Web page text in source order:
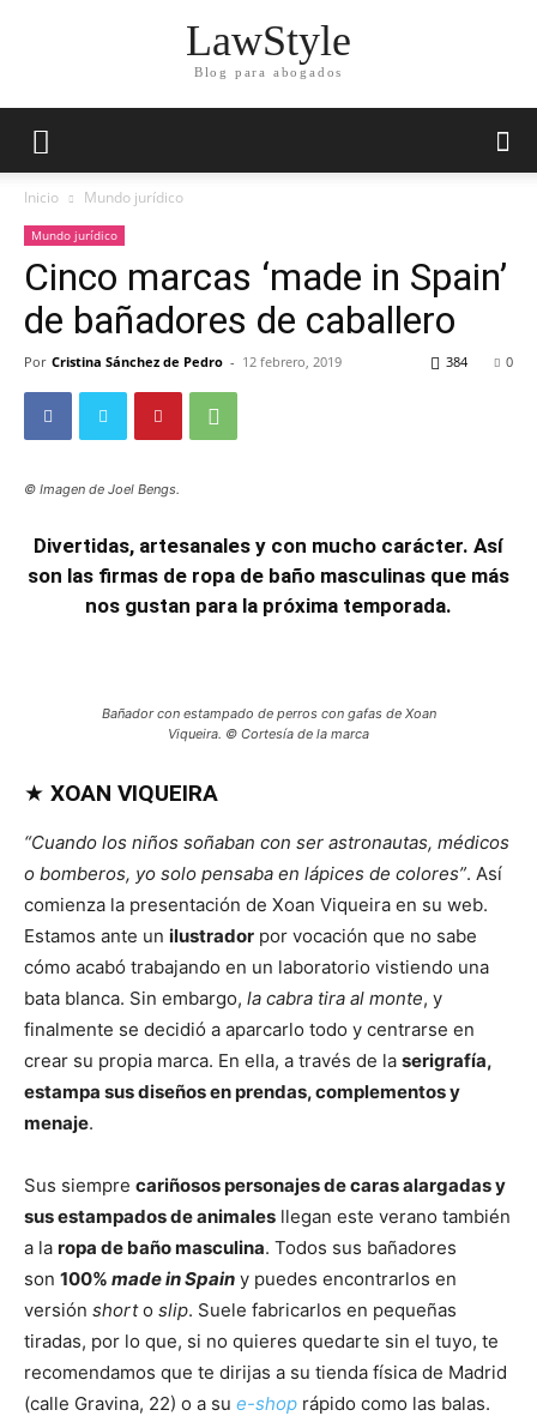
LawStyle
Blog para abogados
Inicio Mundo jurídico
Mundo jurídico
Cinco marcas ‘made in Spain’
de bañadores de caballero
Por Cristina Sánchez de Pedro - 12 febrero, 2019 0
384
© Imagen de Joel Bengs.
Divertidas, artesanales y con mucho carácter. Así
son las firmas de ropa de baño masculinas que más
nos gustan para la próxima temporada.
Bañador con estampado de perros con gafas de Xoan
Viqueira. © Cortesía de la marca
★ XOAN VIQUEIRA
“Cuando los niños soñaban con ser astronautas, médicos
o bomberos, yo solo pensaba en lápices de colores”. Así
comienza la presentación de Xoan Viqueira en su web.
Estamos ante un ilustrador por vocación que no sabe
cómo acabó trabajando en un laboratorio vistiendo una
bata blanca. Sin embargo, la cabra tira al monte, y
finalmente se decidió a aparcarlo todo y centrarse en
crear su propia marca. En ella, a través de la serigrafía,
estampa sus diseños en prendas, complementos y
menaje.
Sus siempre cariñosos personajes de caras alargadas y
sus estampados de animales llegan este verano también
a la ropa de baño masculina. Todos sus bañadores
son 100% made in Spain y puedes encontrarlos en
versión shorto slip. Suele fabricarlos en pequeñas
tiradas, por lo que, si no quieres quedarte sin el tuyo, te
recomendamos que te dirijas a su tienda física de Madrid
(calle Gravina, 22) o a su e-shop rápido como las balas.